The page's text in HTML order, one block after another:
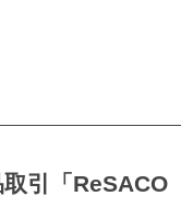
引「ReSACO